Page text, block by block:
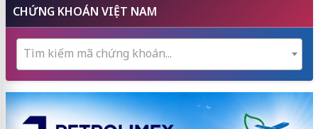
CHỨNG KHOÁN VIỆT NAM
Tìm kiếm mã chứng khoán...